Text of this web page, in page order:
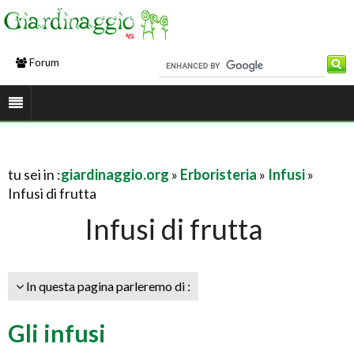
Forum
tu sei in :giardinaggio.org » Erboristeria » Infusi»
Infusi di frutta
Infusi di frutta
In questa pagina parleremo di :
Gli infusi